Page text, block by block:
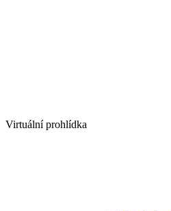
Virtuální prohlídka